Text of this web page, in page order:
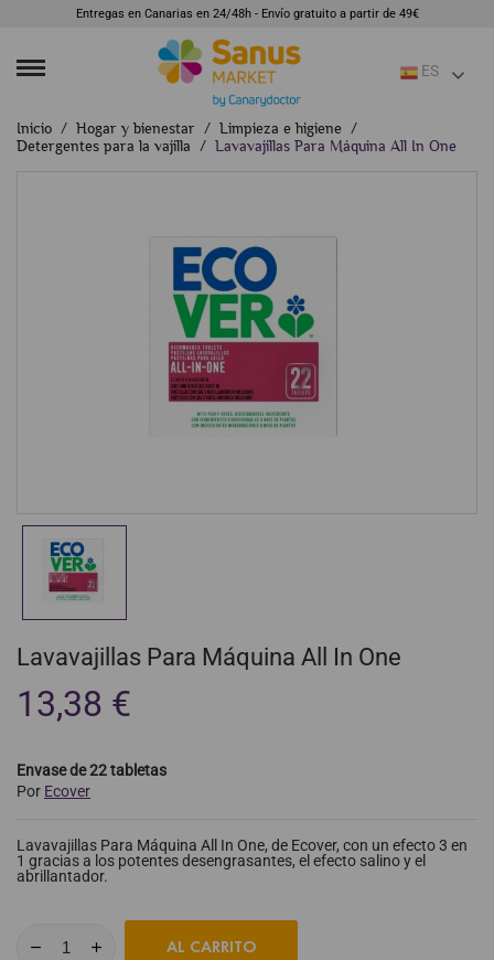
Entregas en Canarias en 24/48h - Envío gratuito a partir de 49€
ES
Inicio Hogar y bienestar
Limpieza e higiene
Detergentes para la vajilla
Lavavajillas Para Máquina All In One
Lavavajillas Para Máquina All In One
13,38 €
Envase de 22 tabletas
Por Ecover
Lavavajillas Para Máquina All In One, de Ecover, con un efecto 3 en
1 gracias a los potentes desengrasantes, el efecto salino y el
abrillantador.
AL CARRITO